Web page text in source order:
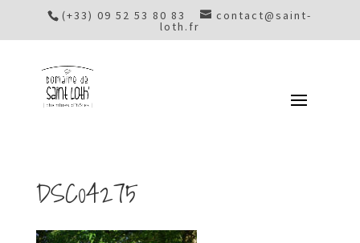
(+33) 09 52 53 80 83 contact@saint-
loth.fr
DSC04275